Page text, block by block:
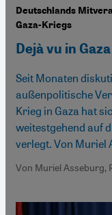
Deutschlands
Gaza-Kriegs
Dejà vu in Gaza
Seit Monaten
außenpolitische
Krieg in Gaza hat
weitestgehend auf
verlegt. Von Muriel
Von Muriel Asseburg,